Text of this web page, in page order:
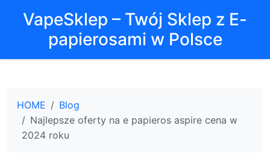
VapeSklep – Twój Sklep z E-
papierosami w Polsce
HOME
Blog
Najlepsze oferty na e papieros aspire cena w
2024 roku